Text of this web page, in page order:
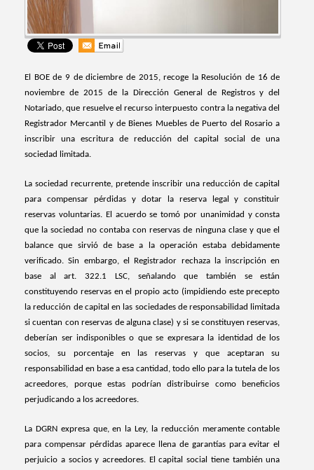
El BOE de 9 de diciembre de 2015, recoge la Resolución de 16 de
noviembre de 2015 de la Dirección General de Registros y del
Notariado, que resuelve el recurso interpuesto contra la negativa del
Registrador Mercantil y de Bienes Muebles de Puerto del Rosario a
inscribir una escritura de reducción del capital social de una
sociedad limitada.
La sociedad recurrente, pretende inscribir una reducción de capital
para compensar pérdidas y dotar la reserva legal y constituir
reservas voluntarias. El acuerdo se tomó por unanimidad y consta
que la sociedad no contaba con reservas de ninguna clase y que el
balance que sirvió de base a la operación estaba debidamente
verificado. Sin embargo, el Registrador rechaza la inscripción en
base al art. 322.1 LSC, señalando que también se están
constituyendo reservas en el propio acto (impidiendo este precepto
la reducción de capital en las sociedades de responsabilidad limitada
si cuentan con reservas de alguna clase) y si se constituyen reservas,
deberían ser indisponibles o que se expresara la identidad de los
socios, su porcentaje en las reservas y que aceptaran su
responsabilidad en base a esa cantidad, todo ello para la tutela de los
acreedores, porque estas podrían distribuirse como beneficios
perjudicando a los acreedores.
La DGRN expresa que, en la Ley, la reducción meramente contable
para compensar pérdidas aparece llena de garantías para evitar el
perjuicio a socios y acreedores. El capital social tiene también una